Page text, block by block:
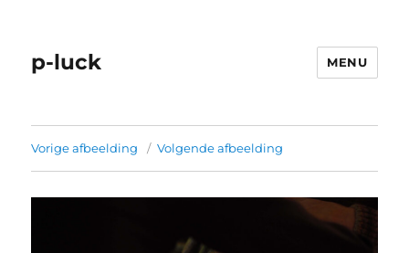
p-luck MENU
Vorige afbeelding Volgende afbeelding